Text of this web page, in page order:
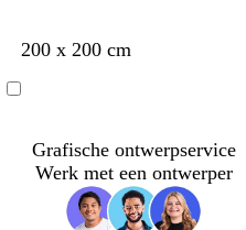
z
a
z
a
z
a
z
a
z
a
200 x 200 cm
Grafische ontwerpservice
Werk met een ontwerper